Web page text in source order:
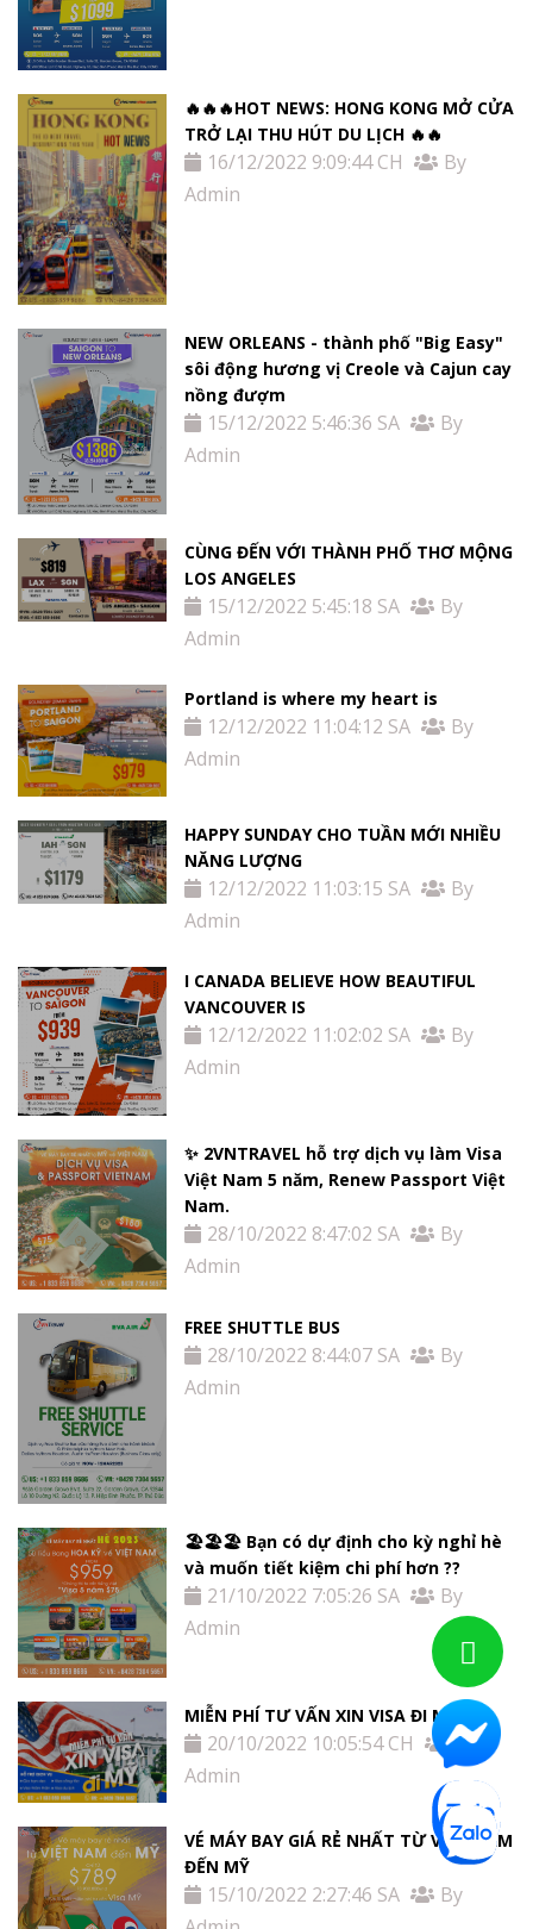
🔥🔥🔥HOT NEWS: HONG KONG MỞ CỬA
TRỞ LẠI THU HÚT DU LỊCH 🔥🔥
16/12/2022 9:09:44 CH
By
Admin
NEW ORLEANS - thành phố "Big Easy"
sôi động hương vị Creole và Cajun cay
nồng đượm
15/12/2022 5:46:36 SA
By
Admin
CÙNG ĐẾN VỚI THÀNH PHỐ THƠ MỘNG
LOS ANGELES
15/12/2022 5:45:18 SA
By
Admin
Portland is where my heart is
12/12/2022 11:04:12 SA
By
Admin
HAPPY SUNDAY CHO TUẦN MỚI NHIỀU
NĂNG LƯỢNG
12/12/2022 11:03:15 SA
By
Admin
I CANADA BELIEVE HOW BEAUTIFUL
VANCOUVER IS
12/12/2022 11:02:02 SA
By
Admin
✨ 2VNTRAVEL hỗ trợ dịch vụ làm Visa
Việt Nam 5 năm, Renew Passport Việt
Nam.
28/10/2022 8:47:02 SA
By
Admin
FREE SHUTTLE BUS
28/10/2022 8:44:07 SA
By
Admin
🏖🏖🏖 Bạn có dự định cho kỳ nghỉ hè
và muốn tiết kiệm chi phí hơn ??
21/10/2022 7:05:26 SA
By
Admin
MIỄN PHÍ TƯ VẤN XIN VISA ĐI MỸ
20/10/2022 10:05:54 CH
By
Admin
VÉ MÁY BAY GIÁ RẺ NHẤT TỪ VIỆT NAM
ĐẾN MỸ
15/10/2022 2:27:46 SA
By